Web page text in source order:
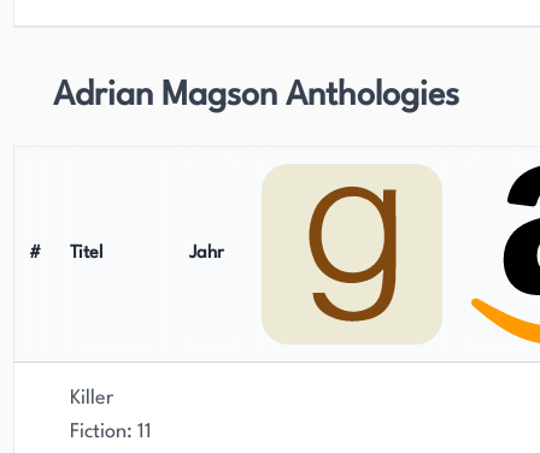
Adrian Magson Anthologies
# Titel Jahr
Killer
Fiction: 11